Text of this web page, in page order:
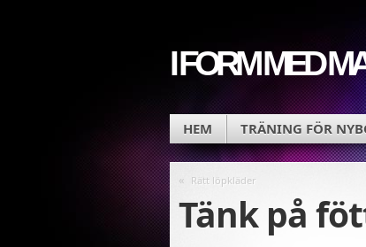
I FORM MED
HEM TRÄNING FÖR
« Rätt löpkläder
Tänk på